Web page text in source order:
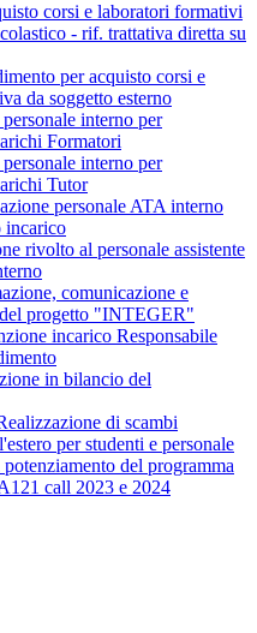
corsi e laboratori formativi
- rif. trattativa diretta su
per acquisto corsi e
da soggetto esterno
interno per
Formatori
interno per
Tutor
personale ATA interno
incarico
rivolto al personale assistente
comunicazione e
progetto "INTEGER"
incarico Responsabile
in bilancio del
di scambi
per studenti e personale
del programma
call 2023 e 2024